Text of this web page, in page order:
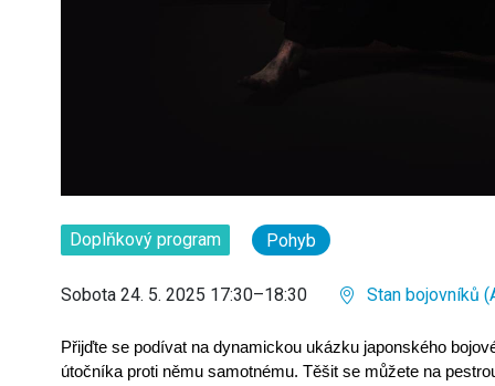
Doplňkový program Pohyb
Sobota 24. 5. 2025 17:30–18:30 Stan bojovníků
Přijďte se podívat na dynamickou ukázku japonského
útočníka proti němu samotnému. Těšit se můžete na